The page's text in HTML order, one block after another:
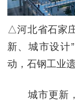
△河北省石家
新、城市设计
动，石钢工业
城市更新，